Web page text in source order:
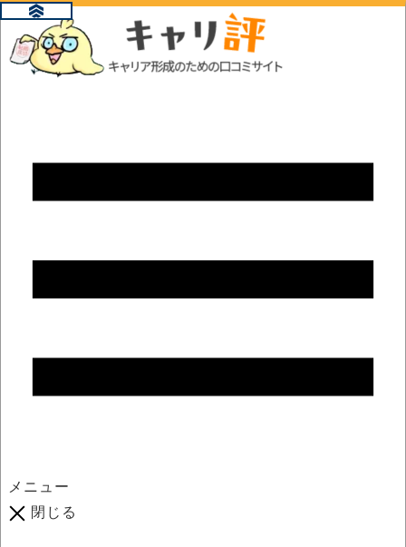
メニュー
閉じる